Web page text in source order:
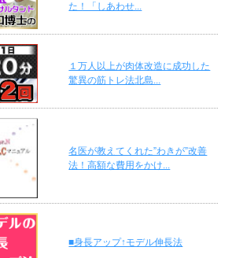
た！「しあわせ...
１万人以上が肉体改造に成功した
驚異の筋トレ法北島...
名医が教えてくれた”わきが”改善
法！高額な費用をかけ...
■身長アップ↑モデル伸長法